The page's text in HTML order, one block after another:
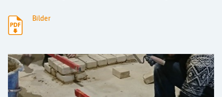
Bilder